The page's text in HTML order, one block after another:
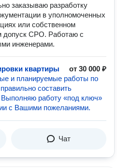
заказываю разработку
в уполномоченных
или собственном
допуск СРО. Работаю с
инженерами.
квартиры
от 30 000 ₽
и планируемые работы по
составить
работу «под ключ»
с Вашими пожеланиями.
Чат